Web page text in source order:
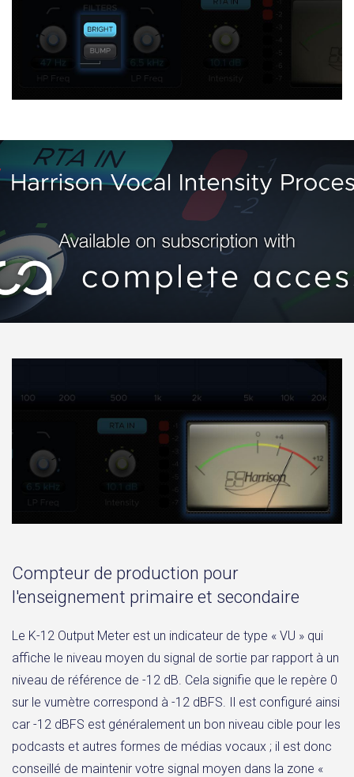
Compteur de production pour
l'enseignement primaire et secondaire
Le K-12 Output Meter est un indicateur de type « VU » qui
affiche le niveau moyen du signal de sortie par rapport à un
niveau de référence de -12 dB. Cela signifie que le repère 0
sur le vumètre correspond à -12 dBFS. Il est configuré ainsi
car -12 dBFS est généralement un bon niveau cible pour les
podcasts et autres formes de médias vocaux ; il est donc
conseillé de maintenir votre signal moyen dans la zone «